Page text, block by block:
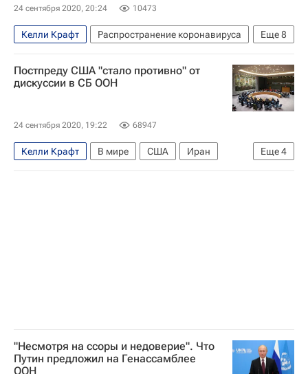
24 сентября 2020, 20:24 10473
Еще8
Келли Крафт
Распространение коронавируса
В мире
США ООН
Китай
Совет Безопасности ООН
Василий Небензя
Постпреду США "стало противно" от
дискуссии в СБ ООН
24 сентября 2020, 19:22 68947
Еще4
Келли Крафт В мире США
Иран
Китай
Совет Безопасности ООН
ВОЗ
"Несмотря на ссоры и недоверие". Что
Путин предложил на Генассамблее
ООН